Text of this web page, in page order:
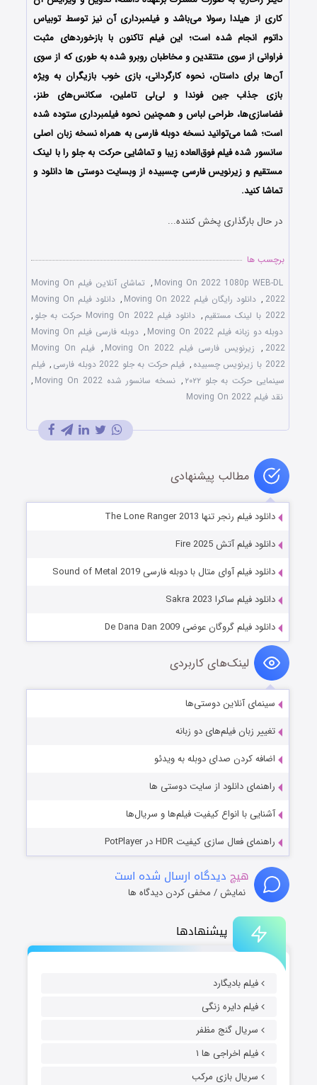
پیشنهادها
فیلم بادیگارد
فیلم دایره زنگی
سریال گنج مظفر
فیلم اخراجی ها ۱
سریال بازی مرکب
کاری از هیلدا رسولا می‌باشد و فیلمبرداری آن نیز توسط توبیاس
داتوم انجام شده است؛ این فیلم تاکنون با بازخوردهای مثبت
فراوانی از سوی منتقدین و مخاطبان روبرو شده به طوری که از سوی
آن‌ها برای داستان، نحوه کارگردانی، بازی خوب بازیگران به ویژه
بازی جذاب جین فوندا و لی‌لی تاملین، سکانس‌های طنز،
فضاسازی‌ها، طراحی لباس و همچنین نحوه فیلمبرداری ستوده شده
است؛ شما می‌توانید نسخه دوبله فارسی به همراه نسخه زبان اصلی
سانسور شده فیلم فوق‌العاده زیبا و تماشایی حرکت به جلو را با ‌لینک
مستقیم و زیرنویس فارسی چسبیده از وبسایت دوستی ها دانلود و
تماشا کنید.
در حال بارگذاری پخش کننده...
برچسب ها
Moving On 2022 1080p WEB-DL
,
تماشای آنلاین فیلم Moving On
2022
, دانلود رایگان فیلم Moving On 2022 ,
دانلود فیلم Moving On
2022 با لینک مستقیم
, دانلود فیلم Moving On 2022 حرکت به جلو
,
دوبله دو زبانه فیلم Moving On 2022
,
دوبله فارسی فیلم Moving On
2022
, زیرنویس فارسی فیلم Moving On 2022 ,
فیلم Moving On
2022 با زیرنویس چسبیده
, فیلم حرکت به جلو 2022 دوبله فارسی , فیلم
سینمایی حرکت به جلو ۲۰۲۲
, نسخه سانسور شده Moving On 2022
,
نقد فیلم Moving On 2022
مطالب پیشنهادی
دانلود فیلم رنجر تنها The Lone Ranger 2013
دانلود فیلم آتش Fire 2025
دانلود فیلم آوای متال با دوبله فارسی Sound of Metal 2019
دانلود فیلم ساکرا Sakra 2023
دانلود فیلم گروگان عوضی De Dana Dan 2009
لینک‌های کاربردی
سینمای آنلاین دوستی‌ها
تغییر زبان فیلم‌های دو زبانه
اضافه کردن صدای دوبله به ویدئو
راهنمای دانلود از سایت دوستی ها
آشنایی با انواع کیفیت فیلم‌ها و سریال‌ها
راهنمای فعال سازی کیفیت HDR در PotPlayer
هیچ دیدگاه ارسال شده است
نمایش / مخفی کردن دیدگاه ها